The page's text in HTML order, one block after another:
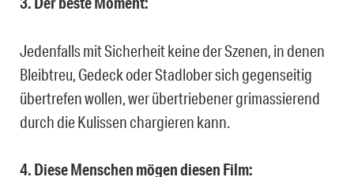
Jedenfalls mit Sicherheit keine der Szenen, in denen
Bleibtreu, Gedeck oder Stadlober sich gegenseitig
übertrefen wollen, wer übertriebener grimassierend
durch die Kulissen chargieren kann.
4. Diese Menschen mögen diesen Film: